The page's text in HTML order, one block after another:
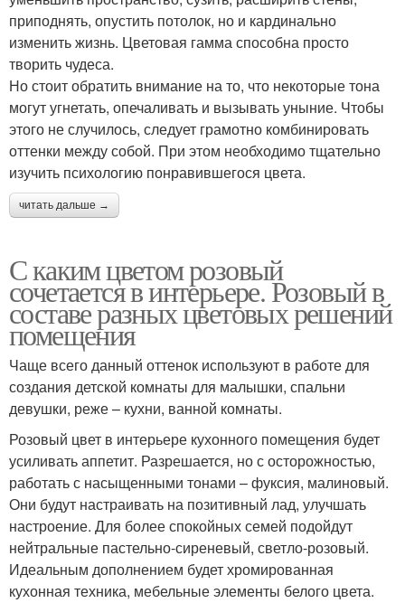
приподнять, опустить потолок, но и кардинально
изменить жизнь. Цветовая гамма способна просто
творить чудеса.
Но стоит обратить внимание на то, что некоторые тона
могут угнетать, опечаливать и вызывать уныние. Чтобы
этого не случилось, следует грамотно комбинировать
оттенки между собой. При этом необходимо тщательно
изучить психологию понравившегося цвета.
читать дальше →
С каким цветом розовый
сочетается в интерьере. Розовый в
составе разных цветовых решений
помещения
Чаще всего данный оттенок используют в работе для
создания детской комнаты для малышки, спальни
девушки, реже – кухни, ванной комнаты.
Розовый цвет в интерьере кухонного помещения будет
усиливать аппетит. Разрешается, но с осторожностью,
работать с насыщенными тонами – фуксия, малиновый.
Они будут настраивать на позитивный лад, улучшать
настроение. Для более спокойных семей подойдут
нейтральные пастельно-сиреневый, светло-розовый.
Идеальным дополнением будет хромированная
кухонная техника, мебельные элементы белого цвета.